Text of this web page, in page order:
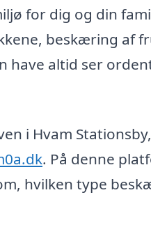
for dig og din
beskæring af
altid ser
i Hvam
. På denne
hvilken type